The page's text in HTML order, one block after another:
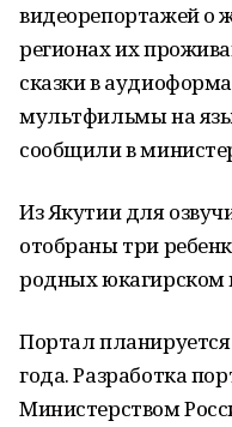
видеорепортажей о
регионах их
сказки в
мультфильмы на
сообщили в
Из Якутии для
отобраны три
родных юкагирском
Портал планируется
года. Разработка
Министерством